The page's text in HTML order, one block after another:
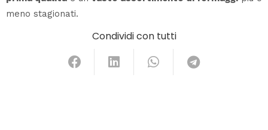
meno stagionati.
Condividi con tutti